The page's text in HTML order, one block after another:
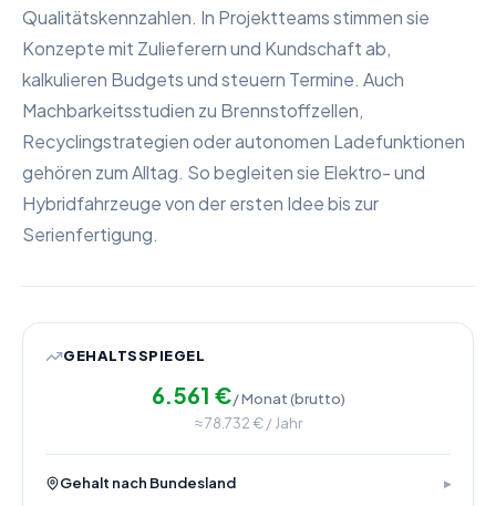
Qualitätskennzahlen. In Projektteams stimmen sie
Konzepte mit Zulieferern und Kundschaft ab,
kalkulieren Budgets und steuern Termine. Auch
Machbarkeitsstudien zu Brennstoffzellen,
Recyclingstrategien oder autonomen Ladefunktionen
gehören zum Alltag. So begleiten sie Elektro- und
Hybridfahrzeuge von der ersten Idee bis zur
Serienfertigung.
GEHALTSSPIEGEL
6.561 €/ Monat (brutto)
≈78.732€ / Jahr
Gehalt nach Bundesland